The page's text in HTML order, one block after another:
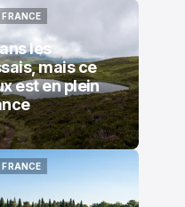
FRANCE
FRANCE
les
mais ce
est en plein
FRANCE